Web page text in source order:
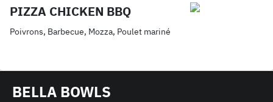
PIZZA CHICKEN BBQ
Poivrons, Barbecue, Mozza, Poulet mariné
BELLA BOWLS